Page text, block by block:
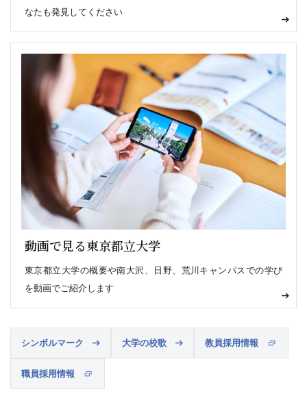
なたも発見してください
動画で見る東京都立大学
東京都立大学の概要や南大沢、日野、荒川キャンパスでの学び
を動画でご紹介します
シンボルマーク 大学の校歌 教員採用情報
職員採用情報